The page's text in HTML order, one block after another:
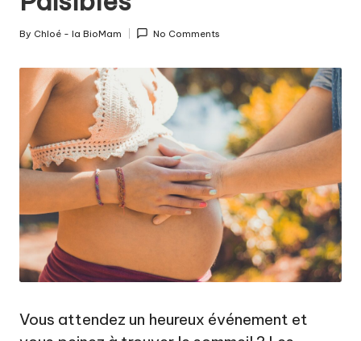
u
c
h
e
m
e
n
t
a
u
n
Posted
By Chloé - la BioMam No Comments
Vous attendez un heureux événement et